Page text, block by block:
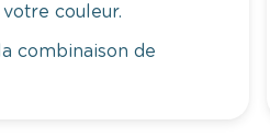
couleur.
combinaison de